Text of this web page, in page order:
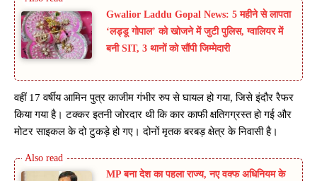
Gwalior Laddu Gopal News: 5 महीने से लापता
‘लड्डू गोपाल’ को खोजने में जुटी पुलिस, ग्वालियर में
बनी SIT, 3 थानों को सौंपी जिम्मेदारी
वहीं 17 वर्षीय आमिन पुत्र काजीम गंभीर रुप से घायल हो गया, जिसे इंदौर रैफर
किया गया है। टक्कर इतनी जोरदार थी कि कार काफी क्षतिगग्रस्त हो गई और
मोटर साइकल के दो टुकड़े हो गए। दोनों मृतक बरबड़ क्षेत्र के निवासी है।
MP बना देश का पहला राज्य, नए वक्फ अधिनियम के